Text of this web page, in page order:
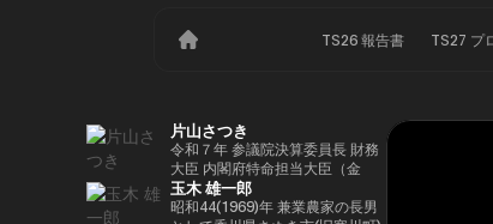
TS26 報告書 TS27 プ
片山さつき
令和７年 参議院決算委員長 財務
大臣 内閣府特命担当大臣（金
融） 租税特別措置・補助金見直
し担当 （高市内閣）
玉木 雄一郎
昭和44(1969)年 兼業農家の長男